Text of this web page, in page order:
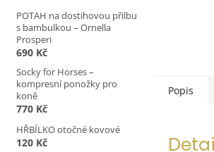
POTAH na dostihovou přilbu
s bambulkou – Ornella
Prosperi
690 Kč
Socky for Horses –
kompresní ponožky pro
koně
770 Kč
HŘBÍLKO otočné kovové
120 Kč
Popis